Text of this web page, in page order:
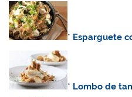
* Esparguete
* Lombo de